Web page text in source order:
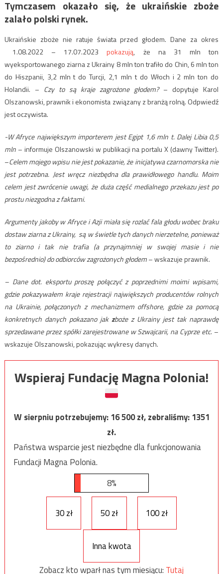
Tymczasem okazało się, że ukraińskie zboże
zalało polski rynek.
Ukraińskie zboże nie ratuje świata przed głodem. Dane za okres
1.08.2022 – 17.07.2023pokazują, że na 31 mln ton
wyeksportowanego ziarna z Ukrainy 8 mln ton trafiło do Chin, 6 mln ton
do Hiszpanii, 3,2 mln t do Turcji, 2,1 mln t do Włoch i 2 mln ton do
Holandii. – Czy to są kraje zagrożone głodem?– dopytuje Karol
Olszanowski, prawnik i ekonomista związany z branżą rolną. Odpwiedź
jest oczywista.
-W Afryce największym importerem jest Egipt 1,6 mln t. Dalej Libia 0,5
mln– informuje Olszanowski w publikacji na portalu X (dawny Twitter).
–Celem mojego wpisu nie jest pokazanie, że inicjatywa czarnomorska nie
jest potrzebna. Jest wręcz niezbędna dla prawidłowego handlu. Moim
celem jest zwrócenie uwagi, że duża część medialnego przekazu jest po
prostu niezgodna z faktami.
Argumenty jakoby w Afryce i Azji miała się rozlać fala głodu wobec braku
dostaw ziarna z Ukrainy, są w świetle tych danych nierzetelne, ponieważ
to ziarno i tak nie trafia (a przynajmniej w swojej masie i nie
bezpośrednio) do odbiorców zagrożonych głodem– wskazuje prawnik.
– Dane dot. eksportu proszę połączyć z poprzednimi moimi wpisami,
gdzie pokazywałem kraje rejestracji największych producentów rolnych
na Ukrainie,połączonych z mechanizmem offshore, gdzie za pomocą
konkretnych danych pokazano jak zboże z Ukrainyjest tak naprawdę
sprzedawane przez spółki zarejestrowane w Szwajcarii, na Cyprze etc. –
wskazuje Olszanowski, pokazując wykresy danych.
Wspieraj Fundację Magna Polonia!
W sierpniu potrzebujemy:16 500zł, zebraliśmy:1351
zł.
Państwa wsparcie jest niezbędne dla funkcjonowania
Fundacji Magna Polonia.
8%
30 zł 50 zł 100 zł
Inna kwota
Zobacz kto wparł nas tym miesiącu: Tutaj